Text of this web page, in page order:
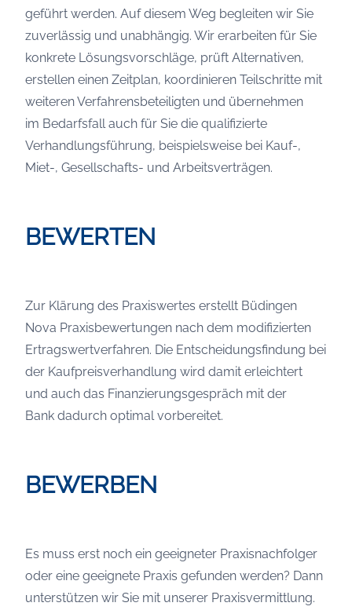
geführt werden. Auf diesem Weg begleiten wir Sie
zuverlässig und unabhängig. Wir erarbeiten für Sie
konkrete Lösungsvorschläge, prüft Alternativen,
erstellen einen Zeitplan, koordinieren Teilschritte mit
weiteren Verfahrensbeteiligten und übernehmen
im Bedarfsfall auch für Sie die qualifizierte
Verhandlungsführung, beispielsweise bei Kauf-,
Miet-, Gesellschafts- und Arbeitsverträgen.
BEWERTEN
Zur Klärung des Praxiswertes erstellt Büdingen
Nova Praxisbewertungen nach dem modifizierten
Ertragswertverfahren. Die Entscheidungsfindung bei
der Kaufpreisverhandlung wird damit erleichtert
und auch das Finanzierungsgespräch mit der
Bank dadurch optimal vorbereitet.
BEWERBEN
Es muss erst noch ein geeigneter Praxisnachfolger
oder eine geeignete Praxis gefunden werden? Dann
unterstützen wir Sie mit unserer Praxisvermittlung.